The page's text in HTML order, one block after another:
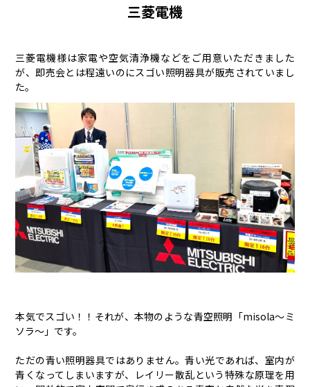
三菱電機
三菱電機様は家電や空気清浄機などをご用意いただきました
が、即売会とは程遠いのにスゴい照明器具が販売されていまし
た。
本気でスゴい！！それが、本物のような青空照明「misola〜ミ
ソラ〜」です。
ただの青い照明器具ではありません。青い光であれば、室内が
青くなってしまいますが、レイリー散乱という特殊な原理を用